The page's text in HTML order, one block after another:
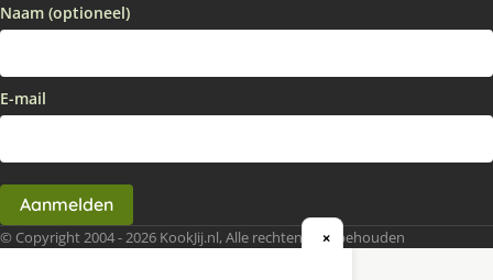
Naam (optioneel)
E-mail
Aanmelden
© Copyright 2004 - 2026 KookJij.nl, Alle rechten voorbehouden
×